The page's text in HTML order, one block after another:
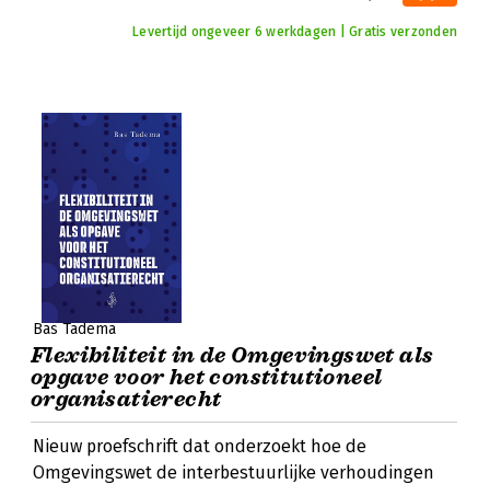
Levertijd ongeveer 6 werkdagen | Gratis verzonden
Bas Tadema
Flexibiliteit in de Omgevingswet als
opgave voor het constitutioneel
organisatierecht
Nieuw proefschrift dat onderzoekt hoe de
Omgevingswet de interbestuurlijke verhoudingen